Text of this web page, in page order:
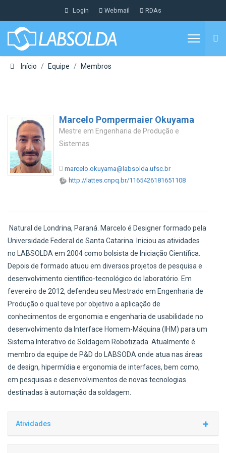
Login Webmail RDAs
Início Equipe Membros
Marcelo Pompermaier Okuyama
Mestre em Engenharia de Produção e
Sistemas
marcelo.okuyama@labsolda.ufsc.br
http://lattes.cnpq.br/1165426181651108
Natural de Londrina, Paraná. Marcelo é Designer formado pela
Universidade Federal de Santa Catarina. Iniciou as atividades
no LABSOLDA em 2004 como bolsista de Iniciação Científica.
Depois de formado atuou em diversos projetos de pesquisa e
desenvolvimento científico-tecnológico do laboratório. Em
fevereiro de 2012, defendeu seu Mestrado em Engenharia de
Produção o qual teve por objetivo a aplicação de
conhecimentos de ergonomia e engenharia de usabilidade no
desenvolvimento da Interface Homem-Máquina (IHM) para um
Sistema Interativo de Soldagem Robotizada. Atualmente é
membro da equipe de P&D do LABSODA onde atua nas áreas
de design, hipermídia e ergonomia de interfaces, bem como,
em pesquisas e desenvolvimentos de novas tecnologias
destinadas à automação da soldagem.
Atividades +